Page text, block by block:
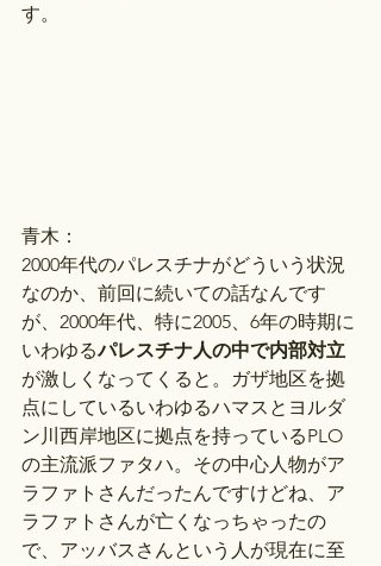
す。
青木：
2000年代のパレスチナがどういう状況
なのか、前回に続いての話なんです
が、2000年代、特に2005、6年の時期に
いわゆるパレスチナ人の中で内部対立
が激しくなってくると。ガザ地区を拠
点にしているいわゆるハマスとヨルダ
ン川西岸地区に拠点を持っているPLO
の主流派ファタハ。その中心人物がア
ラファトさんだったんですけどね、ア
ラファトさんが亡くなっちゃったの
で、アッバスさんという人が現在に至